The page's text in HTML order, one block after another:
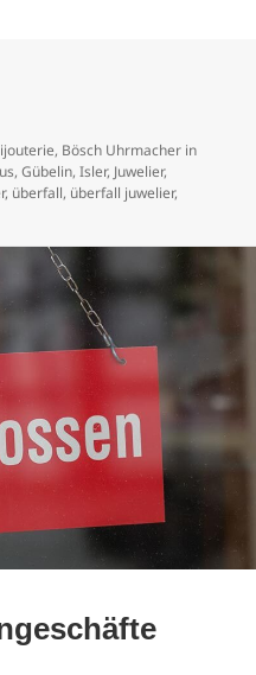
, Bösch Uhrmacher in
,Gübelin,Isler, Juwelier,
, überfall, überfall juwelier,